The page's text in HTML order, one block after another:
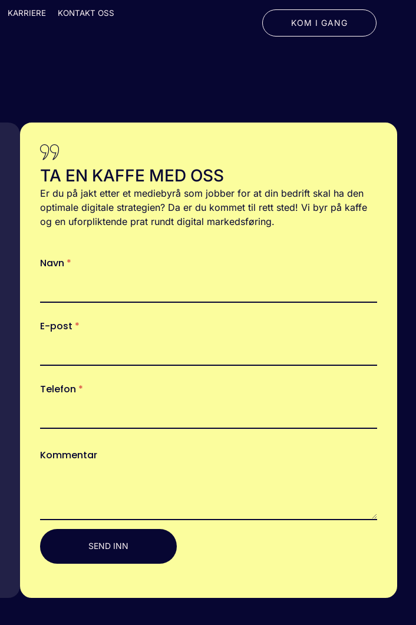
KARRIERE KONTAKT OSS
KOM I GANG
TA EN KAFFE MED OSS
Er du på jakt etter et mediebyrå som jobber for at din bedrift skal ha den
optimale digitale strategien? Da er du kommet til rett sted! Vi byr på kaffe
og en uforpliktende prat rundt digital markedsføring.
Navn *
E-post *
Telefon *
Kommentar
SEND INN